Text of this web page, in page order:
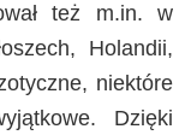
też m.in. w
Holandii,
niektóre
Dzięki